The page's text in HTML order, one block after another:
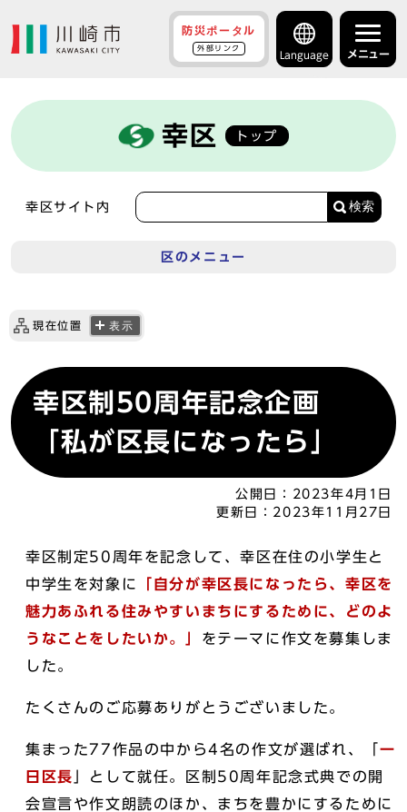
防災ポータル
外部リンク
Language メニュー
幸区 トップ
幸区サイト内 検索
区のメニュー
現在位置 表示
幸区制50周年記念企画
「私が区長になったら」
公開日：
2023年4月1日
更新日： 2023年11月27日
幸区制定50周年を記念して、幸区在住の小学生と
中学生を対象に
「自分が幸区長になったら、幸区を
魅力あふれる住みやすいまちにするために、どのよ
うなことをしたいか。」 をテーマに作文を募集しま
した。
たくさんのご応募ありがとうございました。
集まった77作品の中から4名の作文が選ばれ、「 一
日区長
」として就任。区制50周年記念式典での開
会宣言や作文朗読のほか、まちを豊かにするために